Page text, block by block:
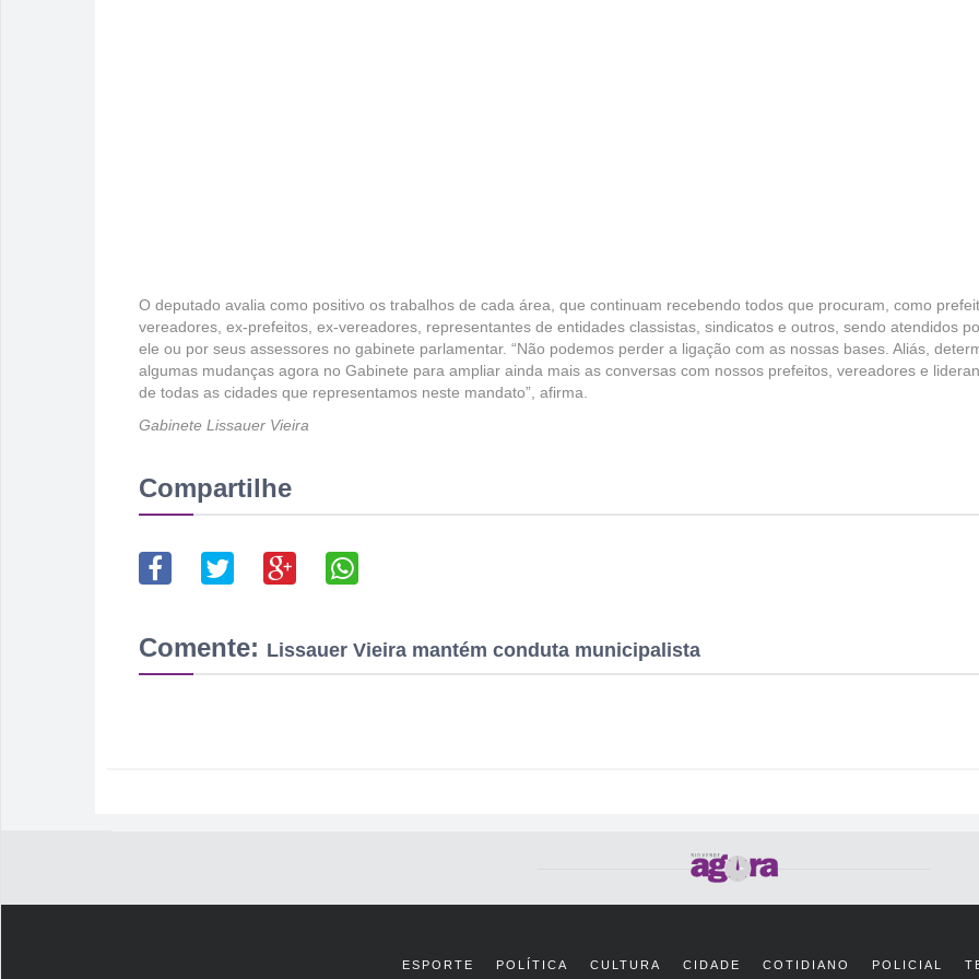
O deputado avalia como positivo os trabalhos de cada área, que continuam recebendo todos que procuram, como
vereadores, ex-prefeitos, ex-vereadores, representantes de entidades classistas, sindicatos e outros, sendo atendidos
ele ou por seus assessores no gabinete parlamentar. “Não podemos perder a ligação com as nossas bases. Aliás,
algumas mudanças agora no Gabinete para ampliar ainda mais as conversas com nossos prefeitos, vereadores e
de todas as cidades que representamos neste mandato”, afirma.
Gabinete Lissauer Vieira
Compartilhe
Comente: Lissauer Vieira mantém conduta municipalista
ESPORTE POLÍTICA CULTURA CIDADE COTIDIANO POLICIAL